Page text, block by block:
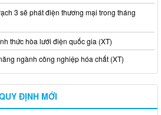
3 sẽ phát điện thương mại trong tháng
thức hòa lưới điện quốc gia (XT)
ngành công nghiệp hóa chất (XT)
ĐỊNH MỚI